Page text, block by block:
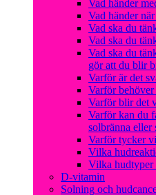
Vad händer
Vad händer
Vad ska du
Vad ska du
Vad ska du
gör att du blir
Varför är det
Varför
Varför blir det
Varför kan du
solbränna eller
Varför tycker
Vilka
Vilka hudtyper
D-vitamin
Solning och